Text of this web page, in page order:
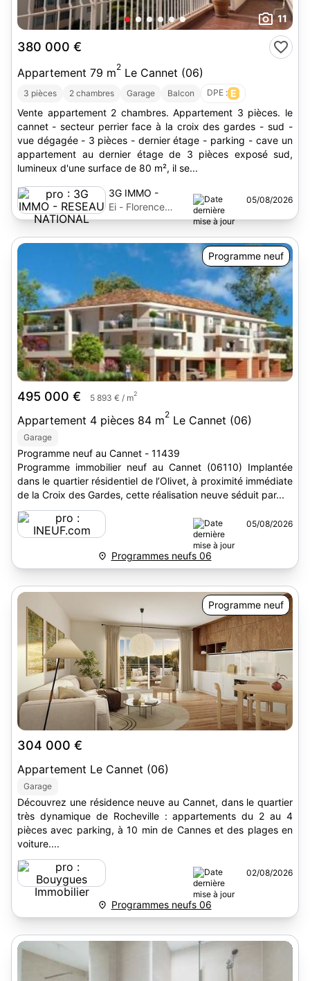
11
380 000 €
Appartement 79 m2 Le Cannet (06)
3 pièces 2 chambres Garage Balcon DPE : E
Vente appartement 2 chambres. Appartement 3 pièces. le
cannet - secteur perrier face à la croix des gardes - sud -
vue dégagée - 3 pièces - dernier étage - parking - cave un
appartement au dernier étage de 3 pièces exposé sud,
lumineux d'une surface de 80 m², il se...
3G IMMO -
RESEAU
NATIONAL
Ei - Florence
Poirier
05/08/2026
Programme neuf
495 000 € 5 893 € / m2
Appartement 4 pièces 84 m2 Le Cannet (06)
Garage
Programme neuf au Cannet - 11439
Programme immobilier neuf au Cannet (06110) Implantée
dans le quartier résidentiel de l’Olivet, à proximité immédiate
de la Croix des Gardes, cette réalisation neuve séduit par...
05/08/2026
Programmes neufs 06
Programme neuf
304 000 €
Appartement Le Cannet (06)
Garage
Découvrez une résidence neuve au Cannet, dans le quartier
très dynamique de Rocheville : appartements du 2 au 4
pièces avec parking, à 10 min de Cannes et des plages en
voiture....
02/08/2026
Programmes neufs 06